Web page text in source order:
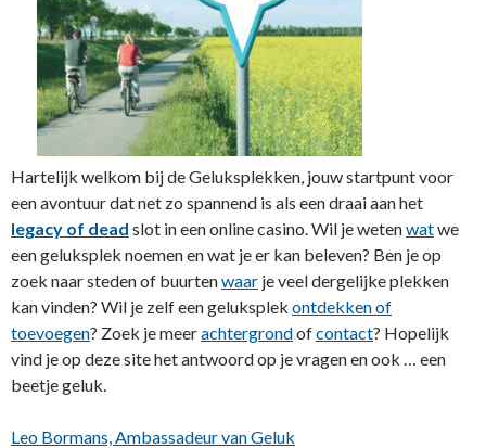
Hartelijk welkom bij de Geluksplekken, jouw startpunt voor
een avontuur dat net zo spannend is als een draai aan het
legacy of dead slot in een online casino. Wil je wetenwatwe
een geluksplek noemen en wat je er kan beleven? Ben je op
zoek naar steden of buurtenwaar je veel dergelijke plekken
kan vinden? Wil je zelf een geluksplek ontdekken of
toevoegen? Zoek je meerachtergrondofcontact? Hopelijk
vind je op deze site het antwoord op je vragen en ook … een
beetje geluk.
Leo Bormans,Ambassadeur van Geluk